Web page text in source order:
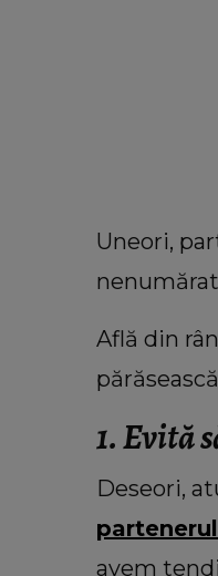
Uneori,
Află din
1. Evită
Deseori,
partenerul
avem
Când
din